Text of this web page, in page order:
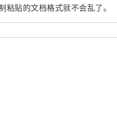
贴的文档格式就不会乱了。